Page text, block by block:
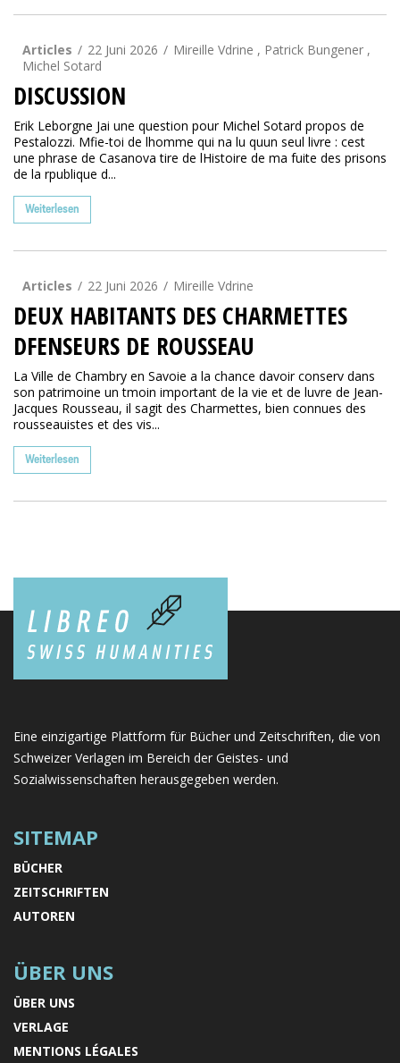
Articles 22 Juni 2026
Mireille Vdrine , Patrick Bungener ,
Michel Sotard
DISCUSSION
Erik Leborgne Jai une question pour Michel Sotard propos de
Pestalozzi. Mfie-toi de lhomme qui na lu quun seul livre : cest
une phrase de Casanova tire de lHistoire de ma fuite des prisons
de la rpublique d...
Weiterlesen
Articles 22 Juni 2026 Mireille Vdrine
DEUX HABITANTS DES CHARMETTES
DFENSEURS DE ROUSSEAU
La Ville de Chambry en Savoie a la chance davoir conserv dans
son patrimoine un tmoin important de la vie et de luvre de Jean-
Jacques Rousseau, il sagit des Charmettes, bien connues des
rousseauistes et des vis...
Weiterlesen
Eine einzigartige Plattform für Bücher und Zeitschriften, die von
Schweizer Verlagen im Bereich der Geistes- und
Sozialwissenschaften herausgegeben werden.
SITEMAP
BÜCHER
ZEITSCHRIFTEN
AUTOREN
ÜBER UNS
ÜBER UNS
VERLAGE
MENTIONS LÉGALES